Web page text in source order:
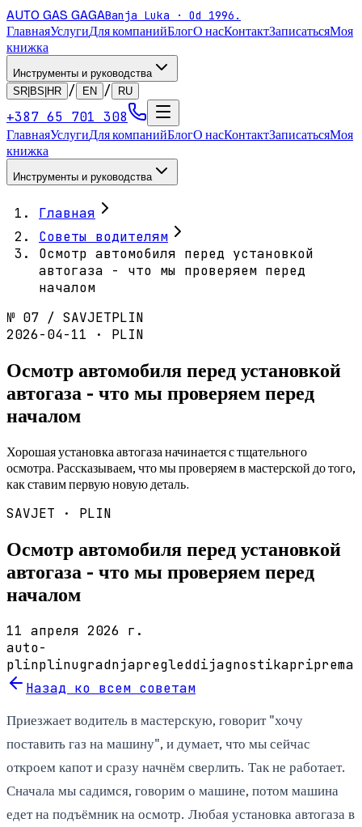
AUTO GAS GAGABanja Luka · Od 1996.
ГлавнаяУслугиДля компанийБлогО насКонтактЗаписатьсяМоя
книжка
Инструменты и руководства
SR|BS|HR
/ EN / RU
+387 65 701 308
ГлавнаяУслугиДля компанийБлогО насКонтактЗаписатьсяМоя
книжка
Инструменты и руководства
Главная
Советы водителям
Осмотр автомобиля перед установкой
автогаза - что мы проверяем перед
началом
№ 07 / SAVJETPLIN
2026-04-11 · PLIN
Осмотр автомобиля перед установкой
автогаза - что мы проверяем перед
началом
Хорошая установка автогаза начинается с тщательного
осмотра. Рассказываем, что мы проверяем в мастерской до того,
как ставим первую новую деталь.
SAVJET · PLIN
Осмотр автомобиля перед установкой
автогаза - что мы проверяем перед
началом
11 апреля 2026 г.
auto-
plinplinugradnjapregleddijagnostikapriprema
Назад ко всем советам
Приезжает водитель в мастерскую, говорит "хочу
поставить газ на машину", и думает, что мы сейчас
откроем капот и сразу начнём сверлить. Так не работает.
Сначала мы садимся, говорим о машине, потом машина
едет на подъёмник на осмотр. Любая установка автогаза в